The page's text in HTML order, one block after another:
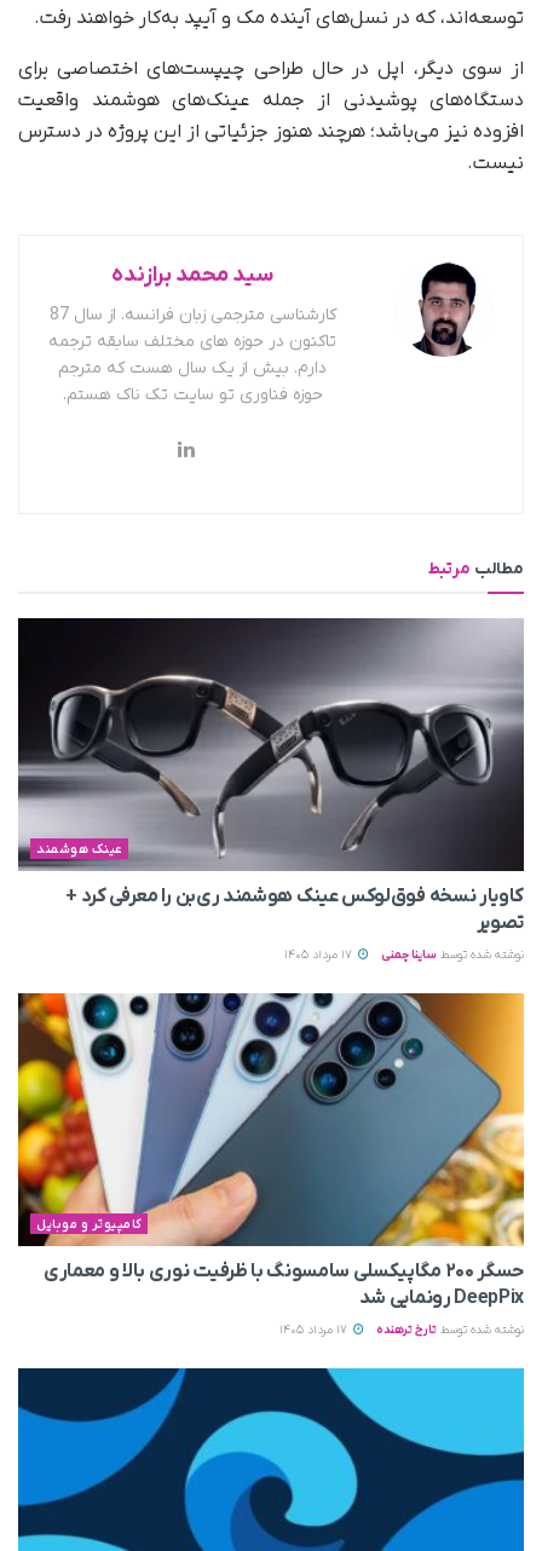
توسعه‌اند، که در نسل‌های آینده مک و آیپد به‌کار خواهند رفت.
از سوی دیگر، اپل در حال طراحی چیپست‌های اختصاصی برای
دستگاه‌های پوشیدنی از جمله عینک‌های هوشمند واقعیت
افزوده نیز می‌باشد؛ هرچند هنوز جزئیاتی از این پروژه در دسترس
نیست.
سید محمد برازنده
کارشناسی مترجمی زبان فرانسه. از سال 87
تاکنون در حوزه های مختلف سابقه ترجمه
دارم. بیش از یک سال هست که مترجم
حوزه فناوری تو سایت تک ناک هستم.
مطالب مرتبط
عینک هوشمند
کاویار نسخه فوق‌لوکس عینک هوشمند ری‌بن را معرفی کرد +
تصویر
نوشته شده توسط ساینا چمنی
کامپیوتر و موبایل
حسگر ۲۰۰ مگاپیکسلی سامسونگ با ظرفیت نوری بالا و معماری
DeepPix رونمایی شد
نوشته شده توسط تارخ ترهنده